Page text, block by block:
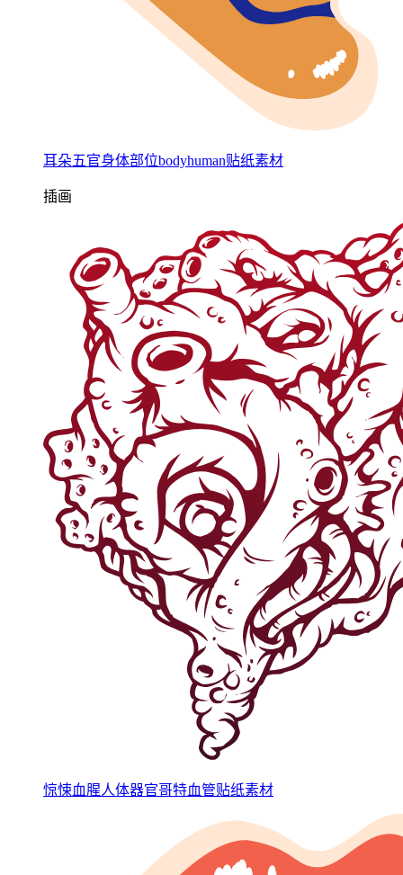
耳朵五官身体部位bodyhuman贴纸素材
插画
惊悚血腥人体器官哥特血管贴纸素材